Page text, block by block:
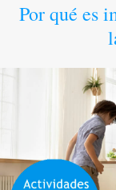
Por qué es